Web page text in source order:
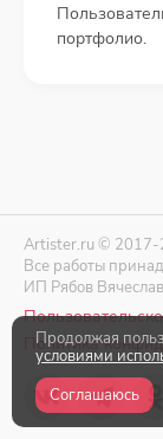
портфолио.
Artister.ru © 2017-
Все работы
ИП Рябов
Политика
Продолжая
условиями
Соглашаюсь